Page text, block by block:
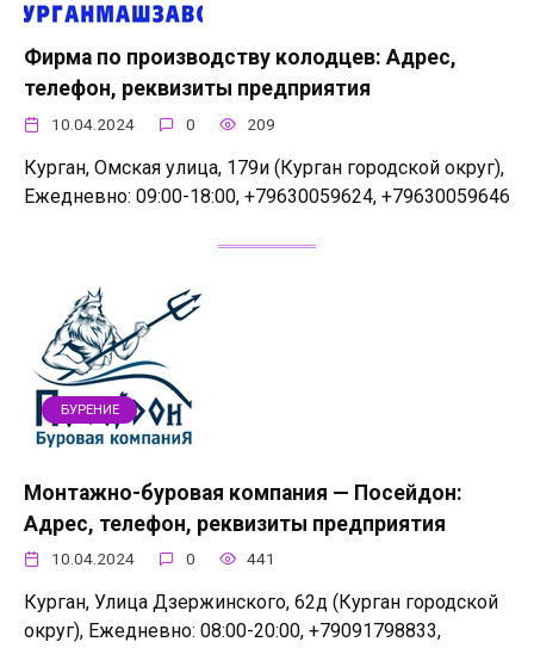
Фирма по производству колодцев: Адрес,
телефон, реквизиты предприятия
10.04.2024 0 209
Курган, Омская улица, 179и (Курган городской округ),
Ежедневно: 09:00-18:00, +79630059624, +79630059646
БУРЕНИЕ
Монтажно-буровая компания — Посейдон:
Адрес, телефон, реквизиты предприятия
10.04.2024 0 441
Курган, Улица Дзержинского, 62д (Курган городской
округ), Ежедневно: 08:00-20:00, +79091798833,